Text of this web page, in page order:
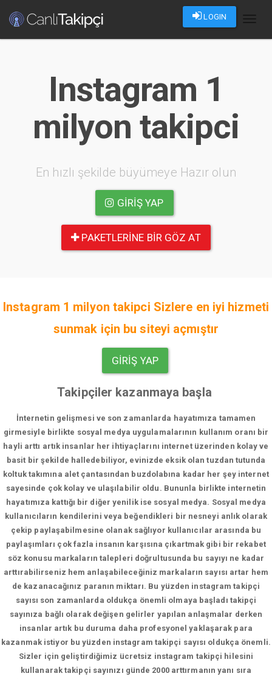
LOGIN
Instagram 1
milyon takipci
En hızlı şekilde büyümeye Hazır olun
GIRIŞ YAP
PAKETLERINE BIR GÖZ AT
Instagram 1 milyon takipci Sizlere en iyi hizmeti
sunmak için bu siteyi açmıştır
GIRIŞ YAP
Takipçiler kazanmaya başla
İnternetin gelişmesi ve son zamanlarda hayatımıza tamamen
girmesiyle birlikte sosyal medya uygulamalarının kullanım oranı bir
hayli arttı artık insanlar her ihtiyaçlarını internet üzerinden kolay ve
basit bir şekilde halledebiliyor, evinizde eksik olan tuzdan tutunda
koltuk takımına alet çantasından buzdolabına kadar her şey internet
sayesinde çok kolay ve ulaşılabilir oldu. Bununla birlikte internetin
hayatımıza kattığı bir diğer yenilik ise sosyal medya. Sosyal medya
kullanıcıların kendilerini veya beğendikleri bir nesneyi anlık olarak
çekip paylaşabilmesine olanak sağlıyor kullanıcılar arasında bu
paylaşımları çok fazla insanın karşısına çıkartmak gibi bir rekabet
söz konusu markaların talepleri doğrultusunda bu sayıyı ne kadar
arttırabilirseniz hem anlaşabileceğiniz markaların sayısı artar hem
de kazanacağınız paranın miktarı. Bu yüzden instagram takipçi
sayısı son zamanlarda oldukça önemli olmaya başladı takipçi
sayınıza bağlı olarak değişen gelirler yapılan anlaşmalar derken
insanlar artık bu duruma daha profesyonel yaklaşarak para
kazanmak istiyor bu yüzden instagram takipçi sayısı oldukça önemli.
Sizler için geliştirdiğimiz ücretsiz instagram takipçi hilesini
kullanarak takipçi sayınızı günde 2000 arttırmanın yanı sıra